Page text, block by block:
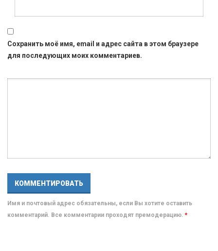
Сохранить моё имя, email и адрес сайта в этом браузере
для последующих моих комментариев.
Имя и почтовый адрес обязательны, если Вы хотите оставить
комментарий. Все комментарии проходят премодерацию. *